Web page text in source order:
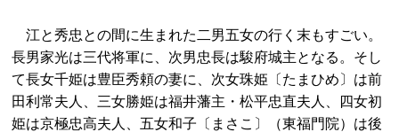
江と秀忠との間に生まれた二男五女の行く末もすごい。
長男家光は三代将軍に、次男忠長は駿府城主となる。そし
て長女千姫は豊臣秀頼の妻に、次女珠姫〔たまひめ〕は前
田利常夫人、三女勝姫は福井藩主・松平忠直夫人、四女初
姫は京極忠高夫人、五女和子〔まさこ〕（東福門院）は後